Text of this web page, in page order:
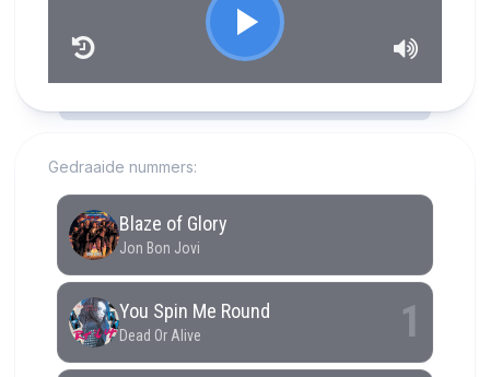
Gedraaide nummers: